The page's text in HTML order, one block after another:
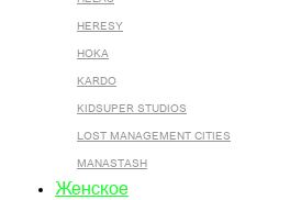
HERESY
HOKA
KARDO
KIDSUPER STUDIOS
LOST MANAGEMENT CITIES
MANASTASH
Женское